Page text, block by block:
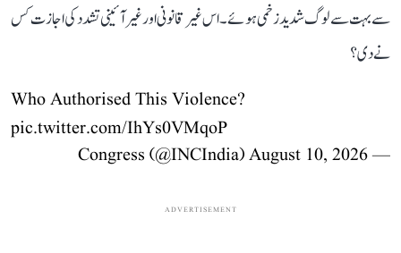
سے بہت سے لوگ شدید زخمی ہوئے۔ اس غیر قانونی اور غیر آئینی تشدد کی اجازت کس
نے دی؟
Who Authorised This Violence?
pic.twitter.com/IhYs0VMqoP
— Congress (@INCIndia)
August 10, 2026
ADVERTISEMENT